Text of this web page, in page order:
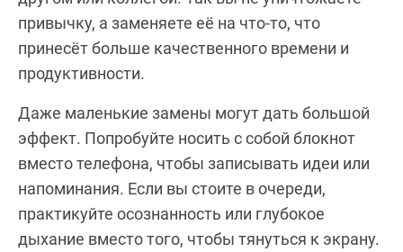
привычку, а заменяете её на что-то, что
принесёт больше качественного времени и
продуктивности.
Даже маленькие замены могут дать большой
эффект. Попробуйте носить с собой блокнот
вместо телефона, чтобы записывать идеи или
напоминания. Если вы стоите в очереди,
практикуйте осознанность или глубокое
дыхание вместо того, чтобы тянуться к экрану.